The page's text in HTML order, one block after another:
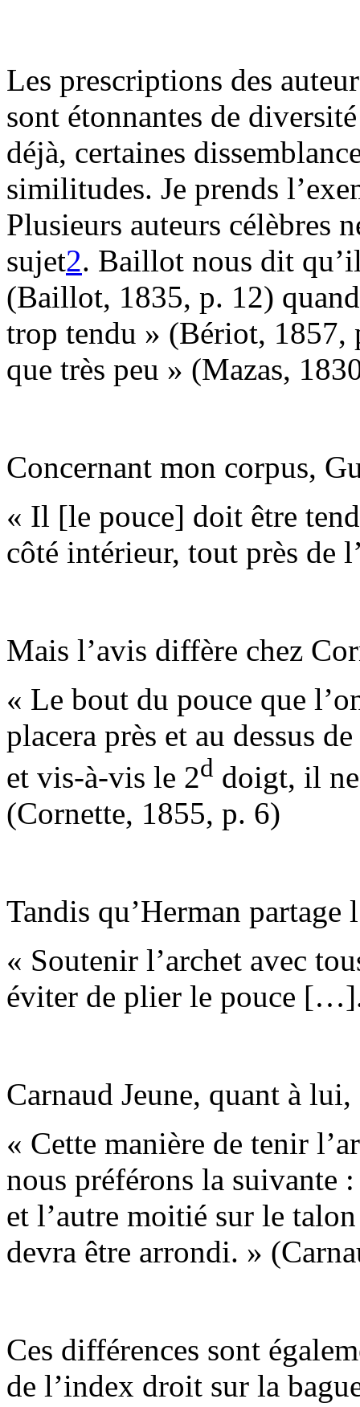
Les prescriptions des
sont étonnantes de
déjà, certaines
similitudes. Je prends
Plusieurs auteurs célèbres
sujet2. Baillot nous dit
(Baillot, 1835, p. 12)
trop tendu » (Bériot, 1857,
que très peu » (Mazas,
Concernant mon corpus,
« Il [le pouce] doit être
côté intérieur, tout près de
Mais l’avis diffère chez
« Le bout du pouce que
placera près et au dessus
et vis-à-vis le 2d doigt, il
(Cornette, 1855, p. 6)
Tandis qu’Herman
« Soutenir l’archet avec
éviter de plier le pouce
Carnaud Jeune, quant à
« Cette manière de tenir
nous préférons la suivante
et l’autre moitié sur le
devra être arrondi. »
Ces différences sont
de l’index droit sur la